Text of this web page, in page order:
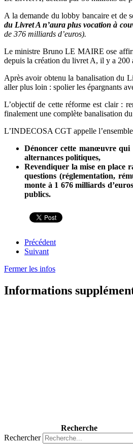
A la demande du lobby bancaire et de
du Livret A n’aura plus vocation à
de 376 milliards d’euros).
Le ministre Bruno LE MAIRE ose
depuis la création du livret A, il y a 200
Après avoir obtenu la banalisation du
aller plus loin : spolier les épargnants
L’objectif de cette réforme est clair :
finalement une complète banalisation
L’INDECOSA CGT appelle
Dénoncer cette manœuvre qui
alternances politiques,
Revendiquer la mise en place
questions (réglementation,
monte à 1 676 milliards
publics.
Précédent
Suivant
Fermer les infos
Informations
Recherche
Rechercher